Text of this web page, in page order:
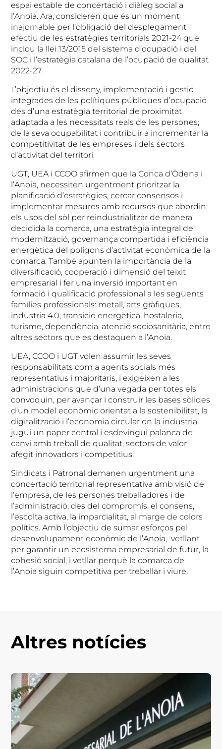
espai estable de concertació i diàleg social a
l’Anoia. Ara, consideren que és un moment
inajornable per l’obligació del desplegament
efectiu de les estratègies territorials 2021-24 que
inclou la llei 13/2015 del sistema d’ocupació i del
SOC i l’estratègia catalana de l’ocupació de qualitat
2022-27.
L’objectiu és el disseny, implementació i gestió
integrades de les polítiques públiques d’ocupació
des d’una estratègia territorial de proximitat
adaptada a les necessitats reals de les persones;
de la seva ocupabilitat i contribuir a incrementar la
competitivitat de les empreses i dels sectors
d’activitat del territori.
UGT, UEA i CCOO afirmen que la Conca d’Òdena i
l’Anoia, necessiten urgentment prioritzar la
planificació d’estratègies, cercar consensos i
implementar mesures amb recursos que abordin:
els usos del sòl per reindustrialitzar de manera
decidida la comarca, una estratègia integral de
modernització, governança compartida i eficiència
energètica del polígons d’activitat econòmica de la
comarca. També apunten la importància de la
diversificació, cooperació i dimensió del teixit
empresarial i fer una inversió important en
formació i qualificació professional a les següents
famílies professionals: metall, arts gràfiques,
industria 4.0, transició energètica, hostaleria,
turisme, dependència, atenció sociosanitària, entre
altres sectors que es destaquen a l’Anoia.
UEA, CCOO i UGT volen assumir les seves
responsabilitats com a agents socials més
representatius i majoritaris, i exigeixen a les
administracions que d’una vegada per totes els
convoquin, per avançar i construir les bases sòlides
d’un model econòmic orientat a la sostenibilitat, la
digitalització i l’economia circular on la industria
jugui un paper central i esdevingui palanca de
canvi amb treball de qualitat, sectors de valor
afegit innovadors i competitius.
Sindicats i Patronal demanen urgentment una
concertació territorial representativa amb visió de
l’empresa, de les persones treballadores i de
l’administració; des del compromís, el consens,
l’escolta activa, la imparcialitat, al marge de colors
polítics. Amb l’objectiu de sumar esforços pel
desenvolupament econòmic de l’Anoia, vetllant
per garantir un ecosistema empresarial de futur, la
cohesió social, i vetllar perquè la comarca de
l’Anoia siguin competitiva per treballar i viure.
Altres notícies